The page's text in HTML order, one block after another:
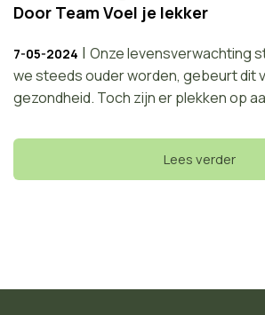
Door Team Voel je lekker
7-05-2024 | Onze levensverwachting
we steeds ouder worden, gebeurt dit
gezondheid. Toch zijn er plekken op
Lees verder